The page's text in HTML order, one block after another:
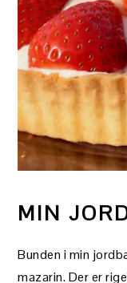
MIN
Bunden i min
mazarin. Der er